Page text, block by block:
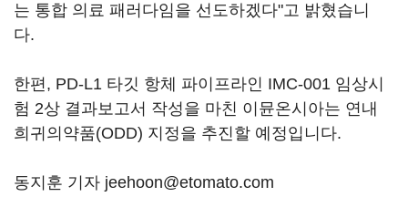
는 통합 의료 패러다임을 선도하겠다"고 밝혔습니
다.
한편, PD-L1 타깃 항체 파이프라인 IMC-001 임상시
험 2상 결과보고서 작성을 마친 이뮨온시아는 연내
희귀의약품(ODD) 지정을 추진할 예정입니다.
동지훈 기자 jeehoon@etomato.com